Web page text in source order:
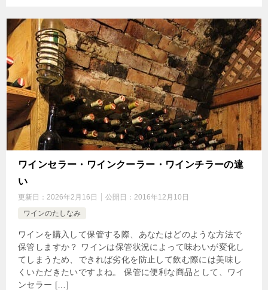
ワインセラー・ワインクーラー・ワインチラーの違
い
更新日： 2026年2月16日 公開日： 2016年12月10日
ワインのたしなみ
ワインを購入して保管する際、あなたはどのような方法で
保管しますか？ ワインは保管状況によって味わいが変化し
てしまうため、できれば劣化を防止して飲む際には美味し
くいただきたいですよね。 保管に便利な商品として、ワイ
ンセラー […]